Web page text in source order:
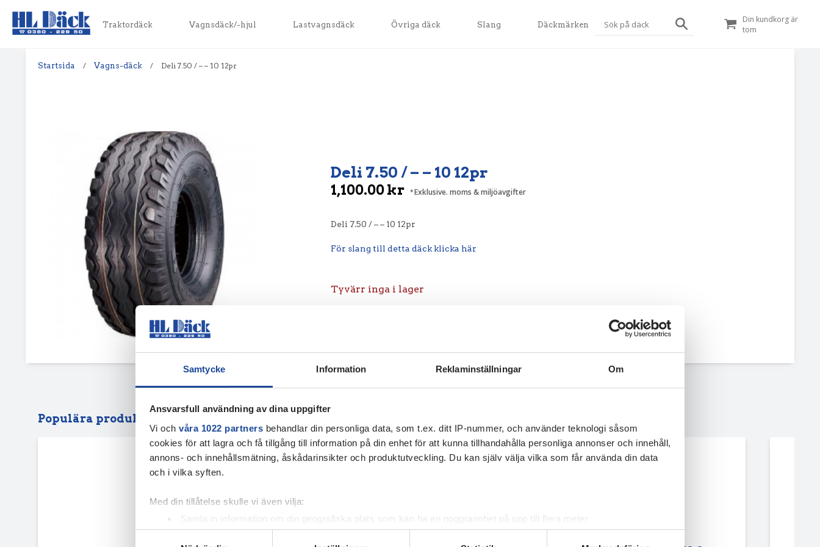
Samtycke Information Reklaminställningar Om
Ansvarsfull användning av dina uppgifter
Vi och våra 1022 partners behandlar din personliga data, som t.ex. ditt IP-nummer, och använder teknologi såsom
cookies för att lagra och få tillgång till information på din enhet för att kunna tillhandahålla personliga annonser och innehåll,
annons- och innehållsmätning, åskådarinsikter och produktutveckling. Du kan själv välja vilka som får använda din data
och i vilka syften.
Med din tillåtelse skulle vi även vilja:
Samla in information om din geografiska plats som kan ha en noggrannhet på upp till flera meter
Identifiera din enhet genom att aktivt skanna den för specifika kännetecken (fingeravtryck)
Traktordäck Vagnsdäck/-hjul Lastvagnsdäck Övriga däck Slang Däckmärken
Din kundkorg är
tom
Startsida / Vagns-däck / Deli 7.50 / – – 10 12pr
Deli 7.50 / – – 10 12pr
1,100.00kr Exklusive. moms & miljöavgifter
Deli 7.50 / – – 10 12pr
För slang till detta däck klicka här
Tyvärr inga i lager
Populära produkter